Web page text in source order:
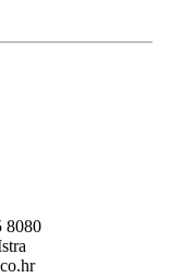
8080